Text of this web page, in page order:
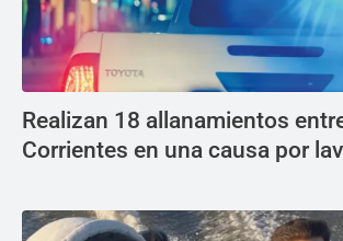
Realizan 18 allanamientos
Corrientes en una causa por